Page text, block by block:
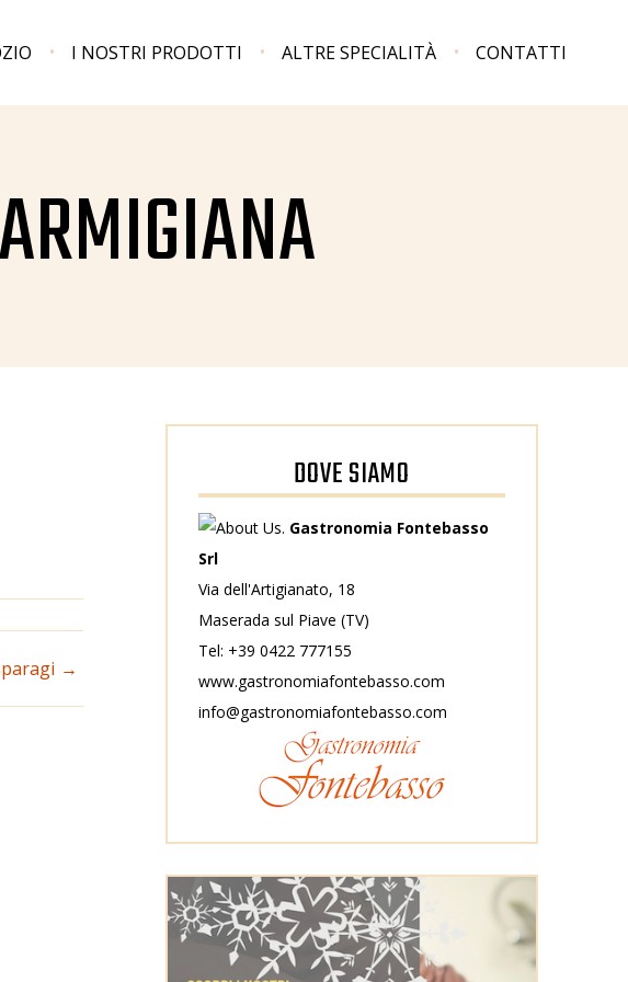
I NOSTRI PRODOTTI ALTRE SPECIALITÀ CONTATTI
DOVE SIAMO
Gastronomia Fontebasso
Srl
Via dell'Artigianato, 18
Maserada sul Piave (TV)
Tel: +39 0422 777155
www.gastronomiafontebasso.com
info@gastronomiafontebasso.com